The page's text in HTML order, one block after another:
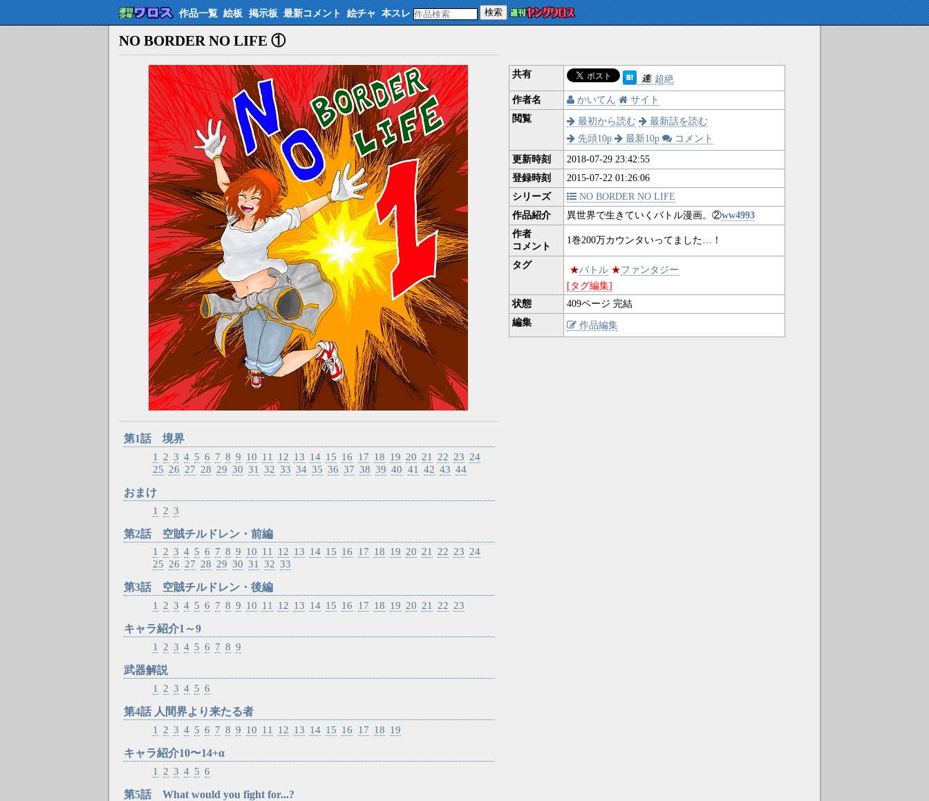
作品一覧 絵板 掲示板 最新コメント 絵チャ 本スレ 検索
NO BORDER NO LIFE ①
第1話 境界
1
2 3 4 5 6 7 8 9 10 11 12 13 14 15 16 17 18 19 20 21 22 23 24
25 26 27 28 29 30 31 32 33 34 35 36 37 38 39 40 41 42 43 44
おまけ
1
2 3
第2話 空賊チルドレン・前編
1 2 3 4 5 6 7 8 9 10 11 12 13 14 15 16 17 18 19 20 21 22 23 24
25 26 27 28 29 30 31 32 33
第3話 空賊チルドレン・後編
1
2 3 4 5 6 7 8 9 10 11 12 13 14 15 16 17 18 19 20 21 22 23
キャラ紹介1～9
1
2 3 4 5 6 7 8 9
武器解説
1
2 3 4 5 6
第4話 人間界より来たる者
1
2 3 4 5 6 7 8 9 10 11 12 13 14 15 16 17 18 19
キャラ紹介10〜14+α
1
2 3 4 5 6
第5話 What would you fight for...?
共有
超絶
作者名
かいてん
サイト
閲覧
最初から読む
最新話を読む
先頭10p
最新10p
コメント
更新時刻
2018-07-29 23:42:55
登録時刻
2015-07-22 01:26:06
シリーズ
NO BORDER NO LIFE
作品紹介
異世界で生きていくバトル漫画。②ww4993
作者
コメント
1巻200万カウンタいってました…！
タグ ★バトル ★ファンタジー
[タグ編集]
状態
409ページ 完結
編集
作品編集